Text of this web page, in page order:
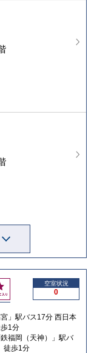
空室状況
0
」駅バス17分 西日本
1分
福岡（天神）」駅バ
徒歩1分